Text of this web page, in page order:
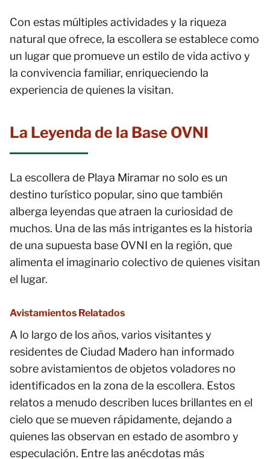
Con estas múltiples actividades y la riqueza
natural que ofrece, la escollera se establece como
un lugar que promueve un estilo de vida activo y
la convivencia familiar, enriqueciendo la
experiencia de quienes la visitan.
La Leyenda de la Base OVNI
La escollera de Playa Miramar no solo es un
destino turístico popular, sino que también
alberga leyendas que atraen la curiosidad de
muchos. Una de las más intrigantes es la historia
de una supuesta base OVNI en la región, que
alimenta el imaginario colectivo de quienes visitan
el lugar.
Avistamientos Relatados
A lo largo de los años, varios visitantes y
residentes de Ciudad Madero han informado
sobre avistamientos de objetos voladores no
identificados en la zona de la escollera. Estos
relatos a menudo describen luces brillantes en el
cielo que se mueven rápidamente, dejando a
quienes las observan en estado de asombro y
especulación. Entre las anécdotas más